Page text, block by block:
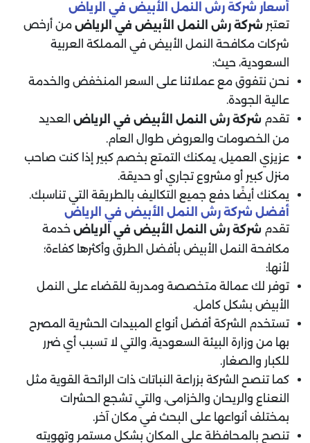
أسعار شركة رش النمل الأبيض في الرياض
تعتبر شركة رش النمل الأبيض في الرياض من أرخص
شركات مكافحة النمل الأبيض في المملكة العربية
السعودية، حيث:
نحن نتفوق مع عملائنا على السعر المنخفض والخدمة
عالية الجودة.
تقدم شركة رش النمل الأبيض في الرياض العديد
من الخصومات والعروض طوال العام.
عزيزي العميل، يمكنك التمتع بخصم كبير إذا كنت صاحب
منزل كبير أو مشروع تجاري أو حديقة.
يمكنك أيضًا دفع جميع التكاليف بالطريقة التي تناسبك.
أفضل شركة رش النمل الأبيض في الرياض
تقدم شركة رش النمل الأبيض في الرياض خدمة
مكافحة النمل الأبيض بأفضل الطرق وأكثرها كفاءة؛
لأنها:
توفر لك عمالة متخصصة ومدربة للقضاء على النمل
الأبيض بشكل كامل.
تستخدم الشركة أفضل أنواع المبيدات الحشرية المصرح
بها من وزارة البيئة السعودية، والتي لا تسبب أي ضرر
للكبار والصغار.
كما تنصح الشركة بزراعة النباتات ذات الرائحة القوية مثل
النعناع والريحان والخزامى، والتي تشجع الحشرات
بمختلف أنواعها على البحث في مكان آخر.
تنصح بالمحافظة على المكان بشكل مستمر وتهويته